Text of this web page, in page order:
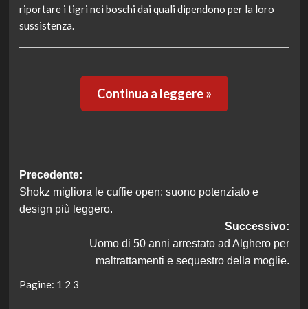
riportare i tigri nei boschi dai quali dipendono per la loro
sussistenza.
Continua a leggere »
Navigazione
articolo
Precedente:
Shokz migliora le cuffie open: suono potenziato e
design più leggero.
Successivo:
Uomo di 50 anni arrestato ad Alghero per
maltrattamenti e sequestro della moglie.
Pagine: 1 2 3